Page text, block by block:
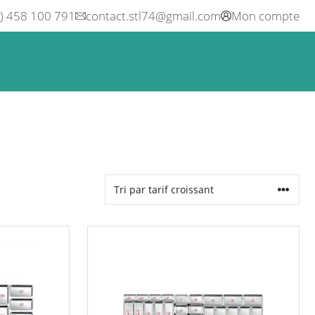
458 100 791 contact.stl74@gmail.com Mon compte